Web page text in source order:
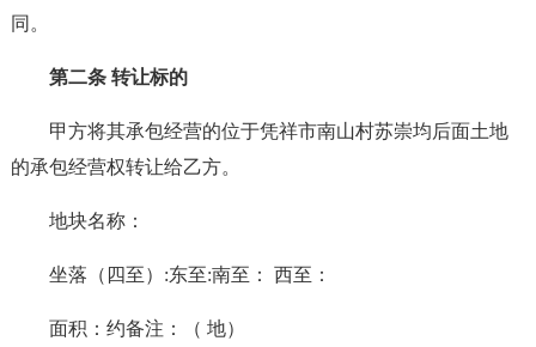
同。
第二条 转让标的
甲方将其承包经营的位于凭祥市南山村苏崇均后面土地
的承包经营权转让给乙方。
地块名称：
坐落（四至）:东至:南至： 西至：
面积：约备注：（ 地）